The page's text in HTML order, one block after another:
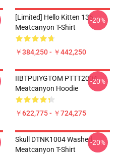
[Limited] Hello Kitten 135
Meatcanyon T-Shirt
￥384,250 - ￥442,250
-20%
IIBTPUIYGTOM PTTT2004
Meatcanyon Hoodie
￥622,775 - ￥724,275
-20%
Skull DTNK1004 Washed
Meatcanyon T-Shirt
-20%